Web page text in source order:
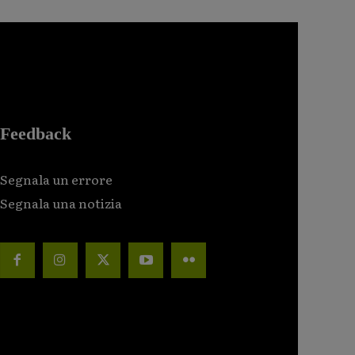
Feedback
Segnala un errore
Segnala una notizia